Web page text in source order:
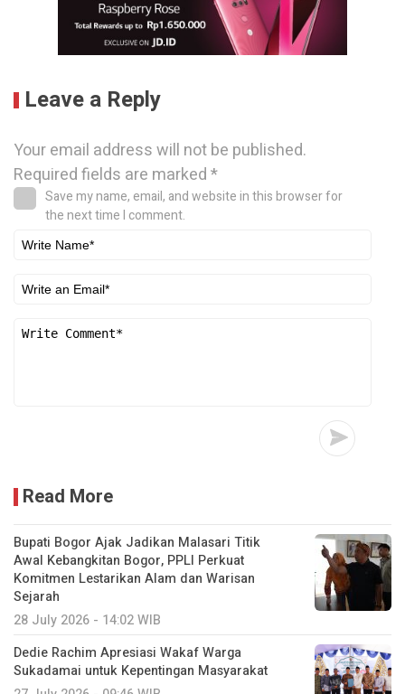
Leave a Reply
Your email address will not be published.
Required fields are marked*
Save my name, email, and website in this browser for
the next time I comment.
Read More
Bupati Bogor Ajak Jadikan Malasari Titik
Awal Kebangkitan Bogor, PPLI Perkuat
Komitmen Lestarikan Alam dan Warisan
Sejarah
28 July 2026 - 14:02 WIB
Dedie Rachim Apresiasi Wakaf Warga
Sukadamai untuk Kepentingan Masyarakat